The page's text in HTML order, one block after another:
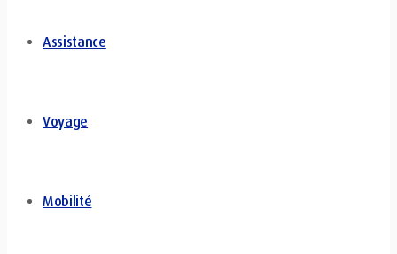
Assistance
Voyage
Mobilité